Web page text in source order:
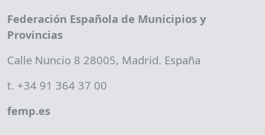
Federación Española de Municipios y
Provincias
Calle Nuncio 8 28005, Madrid. España
t. +34 91 364 37 00
femp.es